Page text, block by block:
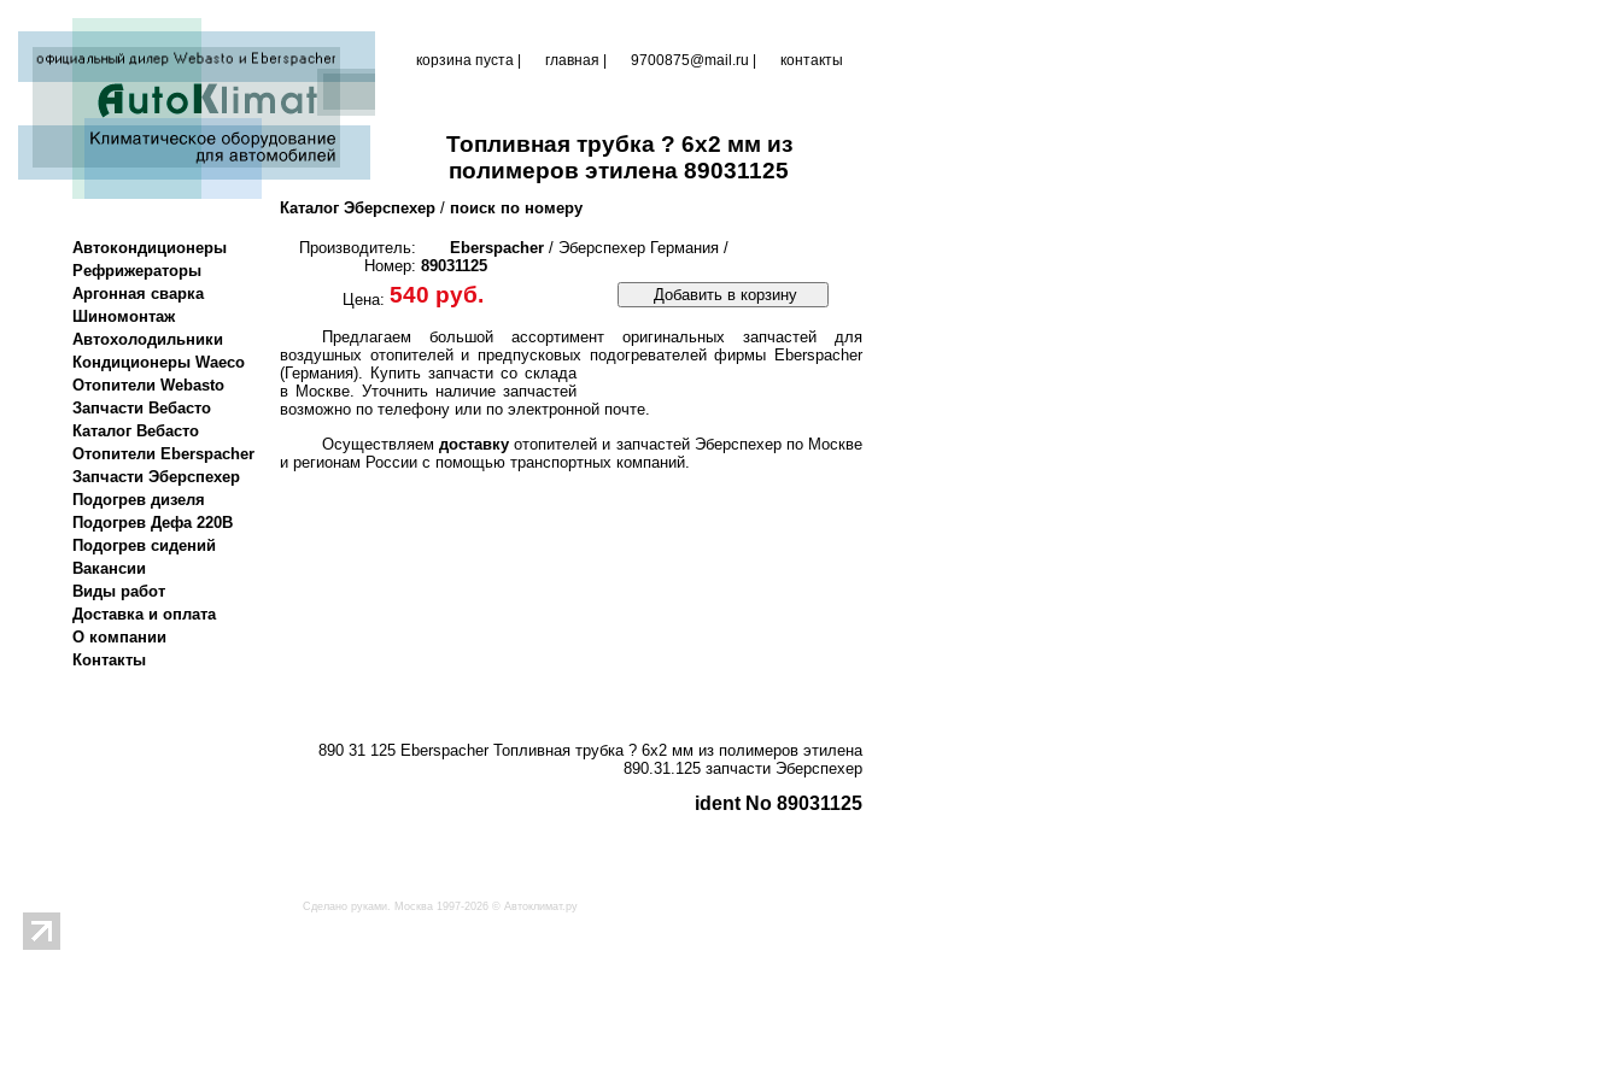
корзина пуста | главная 9700875@mail.ru | контакты
Топливная трубка ? 6х2 мм из
полимеров этилена 89031125
Автокондиционеры
Рефрижераторы
Аргонная сварка
Шиномонтаж
Автохолодильники
Кондиционеры Waeco
Отопители Webasto
Запчасти Вебасто
Каталог Вебасто
Отопители Eberspacher
Запчасти Эберспехер
Подогрев дизеля
Подогрев Дефа 220В
Подогрев сидений
Вакансии
Виды работ
Доставка и оплата
О компании
Контакты
Каталог Эберспехер / поиск по номеру
Производитель:
Номер:
Eberspacher / Эберспехер Германия /
89031125
Цена: 540 руб. Добавить в корзину
Предлагаем большой ассортимент оригинальных запчастей для
воздушных отопителей и предпусковых подогревателей фирмы Eberspacher
(Германия). Купить запчасти со склада
в Москве. Уточнить наличие запчастей
возможно по телефону или по электронной почте.
Осуществляемдоставку отопителей и запчастей Эберспехер по Москве
и регионам России с помощью транспортных компаний.
890 31 125 Eberspacher Топливная трубка ? 6х2 мм из полимеров этилена
890.31.125 запчасти Эберспехер
ident No 89031125
Сделано руками. Москва 1997-2026 © Автоклимат.ру